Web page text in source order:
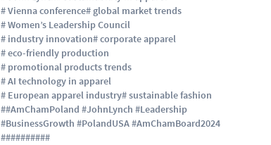
# Vienna conference# global market trends
# Women’s Leadership Council
# industry innovation# corporate apparel
# eco-friendly production
# promotional products trends
# AI technology in apparel
# European apparel industry# sustainable fashion
##AmChamPoland #JohnLynch #Leadership
#BusinessGrowth #PolandUSA #AmChamBoard2024
##########